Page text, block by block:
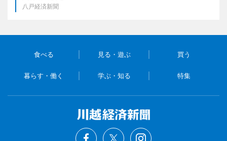
八戸経済新聞
食べる 見る・遊ぶ 買う
暮らす・働く 学ぶ・知る 特集